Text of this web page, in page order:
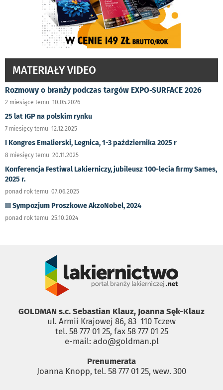
MATERIAŁY VIDEO
Rozmowy o branży podczas targów EXPO-SURFACE 2026
2 miesiące temu 10.05.2026
25 lat IGP na polskim rynku
7 miesięcy temu 12.12.2025
I Kongres Emalierski, Legnica, 1-3 października 2025 r
8 miesięcy temu 20.11.2025
Konferencja Festiwal Lakierniczy, jubileusz 100-lecia firmy Sames,
2025 r.
ponad rok temu 07.06.2025
III Sympozjum Proszkowe AkzoNobel, 2024
ponad rok temu 25.10.2024
GOLDMAN s.c. Sebastian Klauz, Joanna Sęk-Klauz
ul. Armii Krajowej 86, 83 ­ 110 Tczew
tel. 58 777 01 25, fax 58 777 01 25
e-mail: ado@goldman.pl
Prenumerata
Joanna Knopp, tel. 58 777 01 25, wew. 300